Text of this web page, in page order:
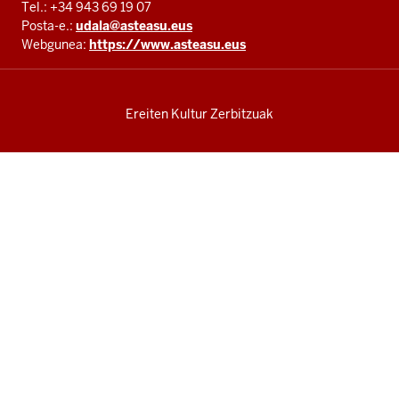
Tel.: +34 943 69 19 07
Posta-e.: udala@asteasu.eus
Webgunea: https://www.asteasu.eus
Ereiten Kultur Zerbitzuak